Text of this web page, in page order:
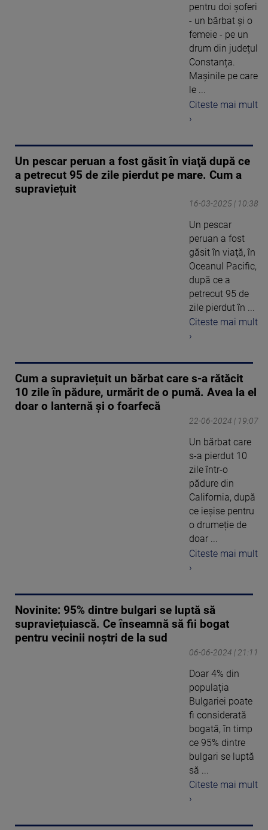
pentru doi șoferi
- un bărbat și o
femeie - pe un
drum din județul
Constanța.
Mașinile pe care
le ...
Citeste mai mult
›
Un pescar peruan a fost găsit în viaţă după ce
a petrecut 95 de zile pierdut pe mare. Cum a
supraviețuit
16-03-2025 | 10:38
Un pescar
peruan a fost
găsit în viaţă, în
Oceanul Pacific,
după ce a
petrecut 95 de
zile pierdut în ...
Citeste mai mult
›
Cum a supraviețuit un bărbat care s-a rătăcit
10 zile în pădure, urmărit de o pumă. Avea la el
doar o lanternă și o foarfecă
22-06-2024 | 19:07
Un bărbat care
s-a pierdut 10
zile într-o
pădure din
California, după
ce ieșise pentru
o drumeție de
doar ...
Citeste mai mult
›
Novinite: 95% dintre bulgari se luptă să
supraviețuiască. Ce înseamnă să fii bogat
pentru vecinii noștri de la sud
06-06-2024 | 21:11
Doar 4% din
populația
Bulgariei poate
fi considerată
bogată, în timp
ce 95% dintre
bulgari se luptă
să ...
Citeste mai mult
›